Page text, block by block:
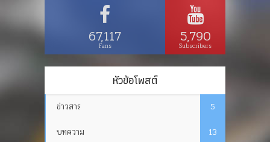
67,117
Fans 5,790
Subscribers
หัวข้อโพสต์
ข่าวสาร
5
บทความ
13